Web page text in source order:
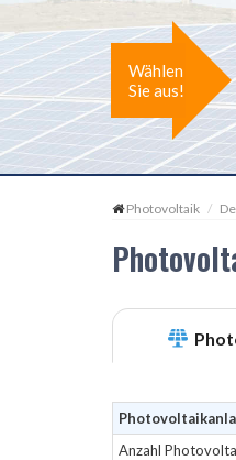
Wählen
Sie aus!
Photovoltaik
Anzahl